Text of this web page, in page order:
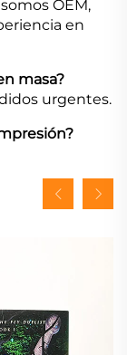
OEM,
en
masa?
urgentes.